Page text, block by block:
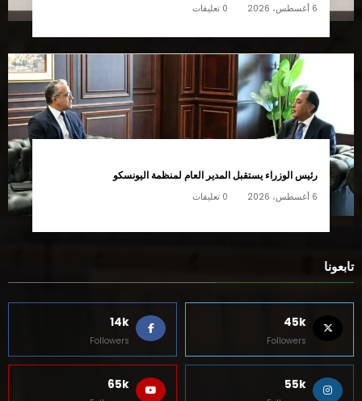
6 أغسطس، 2026 0 تعليقات
رئيس الوزراء يستقبل المدير العام لمنظمة اليونسكو
6 أغسطس، 2026 0 تعليقات
تابعونا
45k
Followers
14k
Followers
55k
65k